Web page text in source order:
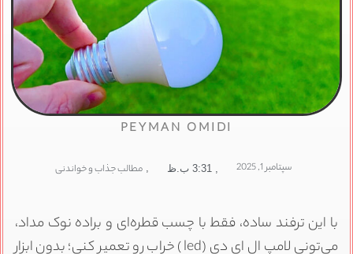
PEYMAN OMIDI
سپتامبر 1, 2025 , 3:31 ب.ظ مطالب جذاب و خواندنی
با این ترفند ساده، فقط با چسب قطره‌ای و براده نوک مداد،
می‌تونی لامپ ال ای دی (led) خراب رو تعمیر کنی؛ بدون ابزار